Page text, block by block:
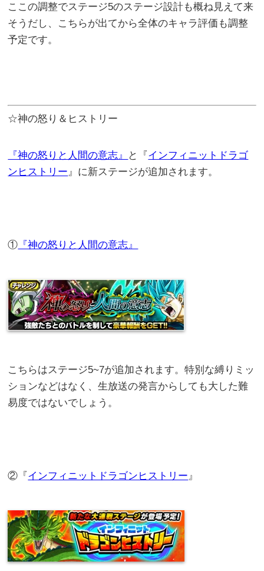
ここの調整でステージ5のステージ設計も概ね見えて来
そうだし、こちらが出てから全体のキャラ評価も調整
予定です。
☆神の怒り＆ヒストリー
『神の怒りと人間の意志』 と『 インフィニットドラゴ
ンヒストリー』に新ステージが追加されます。
① 『神の怒りと人間の意志』
こちらはステージ5~7が追加されます。特別な縛りミッ
ションなどはなく、生放送の発言からしても大した難
易度ではないでしょう。
②『 インフィニットドラゴンヒストリー』